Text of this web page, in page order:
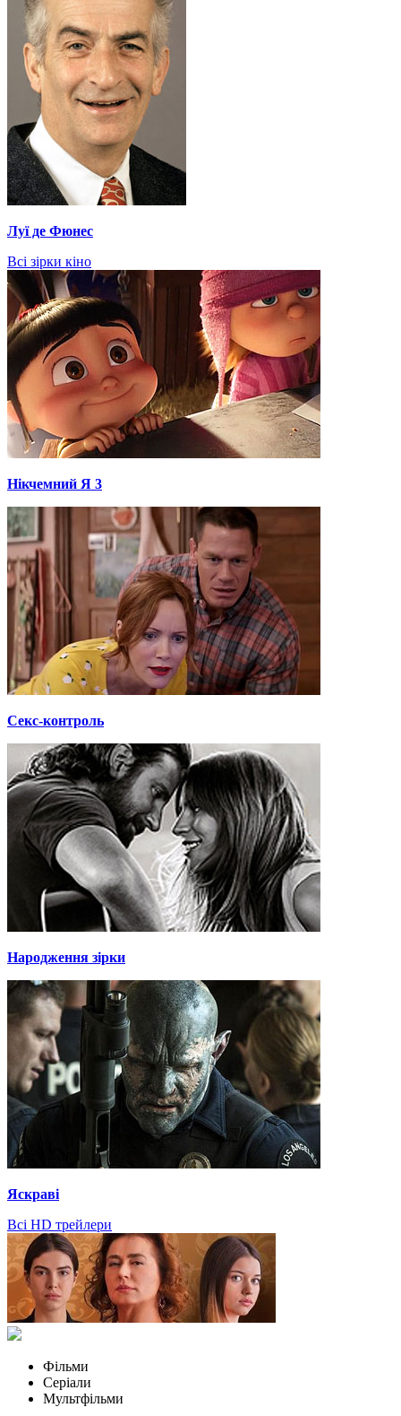
Луї де Фюнес
Всі зірки кіно
Нікчемний Я 3
Секс-контроль
Народження зірки
Яскраві
Всі HD трейлери
Фільми
Серіали
Мультфільми